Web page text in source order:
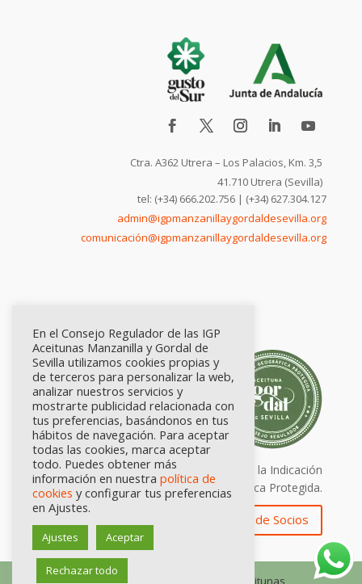
Ctra. A362 Utrera – Los Palacios, Km. 3,5
41.710 Utrera (Sevilla)
tel: (+34) 666.202.756 | (+34) 627.304.127
admin@igpmanzanillaygordaldesevilla.org
comunicación@igpmanzanillaygordaldesevilla.org
Calidad certificada por Origen. Sellos de la Indicación
Geográfica Protegida.
Zona de Socios
© Consejo Regulador de las IGP Aceitunas
En el Consejo Regulador de las IGP
Aceitunas Manzanilla y Gordal de
Sevilla utilizamos cookies propias y
de terceros para personalizar la web,
analizar nuestros servicios y
mostrarte publicidad relacionada con
tus preferencias, basándonos en tus
hábitos de navegación. Para aceptar
todas las cookies, marca aceptar
todo. Puedes obtener más
información en nuestra política de
cookies y configurar tus preferencias
en Ajustes.
Ajustes Aceptar
Rechazar todo